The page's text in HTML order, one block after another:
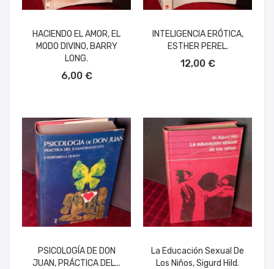
HACIENDO EL AMOR, EL
MODO DIVINO, BARRY
LONG.
6,00 €
INTELIGENCIA ERÓTICA,
ESTHER PEREL.
12,00 €
PSICOLOGÍA DE DON
JUAN, PRÁCTICA DEL...
La Educación Sexual De
Los Niños, Sigurd Hild.